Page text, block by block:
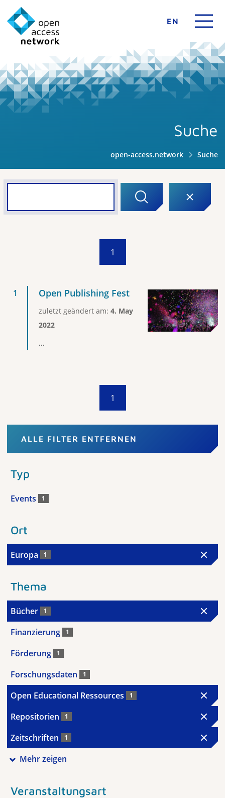
EN
Suche
open-access.network Suche
1
Open Publishing Fest
zuletzt geändert am: 4. May
2022
...
1
ALLE FILTER ENTFERNEN
Typ
Events 1
Ort
Europa 1
Thema
Bücher 1
Finanzierung 1
Förderung 1
Forschungsdaten 1
Open Educational Ressources 1
Repositorien 1
Zeitschriften 1
Mehr zeigen
Veranstaltungsart